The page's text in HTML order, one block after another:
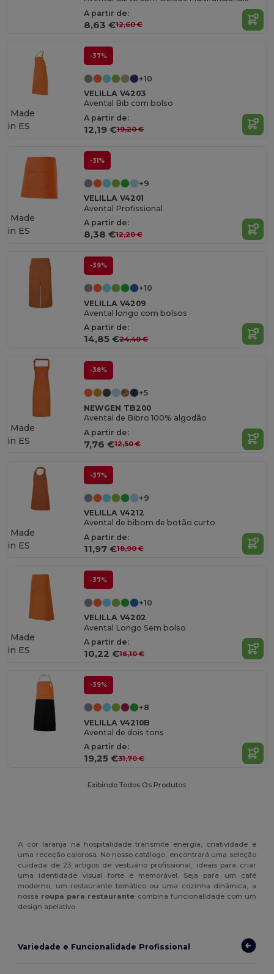
A partir de:
8,63 €12,60 €
-37%
+10
VELILLA V4203
Avental Bib com bolso
A partir de:
12,19 €19,20 €
Made
in ES
-31%
+9
VELILLA V4201
Avental Profissional
A partir de:
8,38 €12,20 €
Made
in ES
-39%
+10
VELILLA V4209
Avental longo com bolsos
A partir de:
14,85 €24,40 €
-38%
+5
NEWGEN TB200
Avental de Bibro 100% algodão
A partir de:
7,76 €12,50 €
Made
in ES
-37%
+9
VELILLA V4212
Avental de bibom de botão curto
A partir de:
11,97 €18,90 €
Made
in ES
-37%
+10
VELILLA V4202
Avental Longo Sem bolso
A partir de:
10,22 €16,10 €
Made
in ES
-39%
+8
VELILLA V4210B
Avental de dois tons
A partir de:
19,25 €31,70 €
Exibindo Todos Os Produtos.
A cor laranja na hospitalidade transmite energia, criatividade e
uma receção calorosa. No nosso catálogo, encontrará uma seleção
cuidada de 23 artigos de vestuário profissional, ideais para criar
uma identidade visual forte e memorável. Seja para um café
moderno, um restaurante temático ou uma cozinha dinâmica, a
nossa roupa para restaurante combina funcionalidade com um
design apelativo.
Variedade e Funcionalidade Profissional